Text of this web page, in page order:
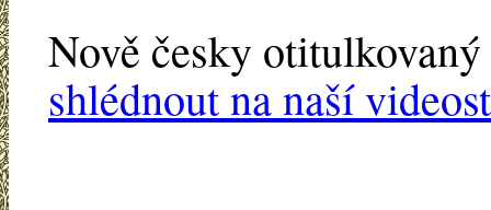
Nově česky
shlédnout na naší